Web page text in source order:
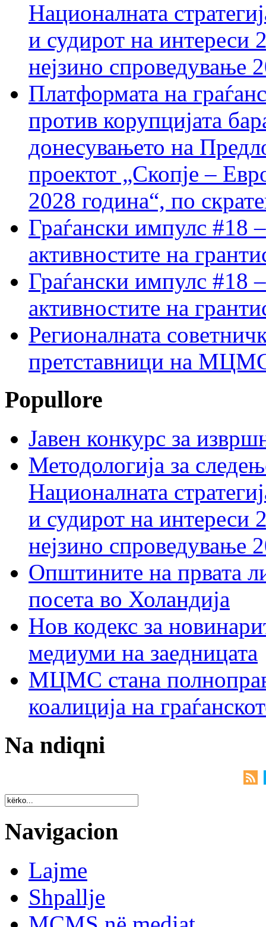
Националната
и судирот на интереси
нејзино спроведување
Платформата на
против корупцијата
донесувањето на
проектот „Скопје –
2028 година“, по
Граѓански импулс #18
активностите на
Граѓански импулс #18
активностите на
Регионалната
претставници на МЦМС
Popullore
Јавен конкурс за
Методологија за
Националната
и судирот на интереси
нејзино спроведување
Општините на првата
посета во Холандија
Нов кодекс за
медиуми на заедницата
МЦМС стана
коалиција на
Na ndiqni
Navigacion
Lajme
Shpallje